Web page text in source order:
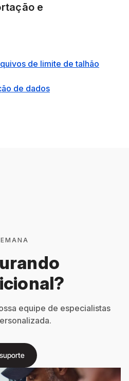
e
de limite de talhão
de dados
equipe de especialistas